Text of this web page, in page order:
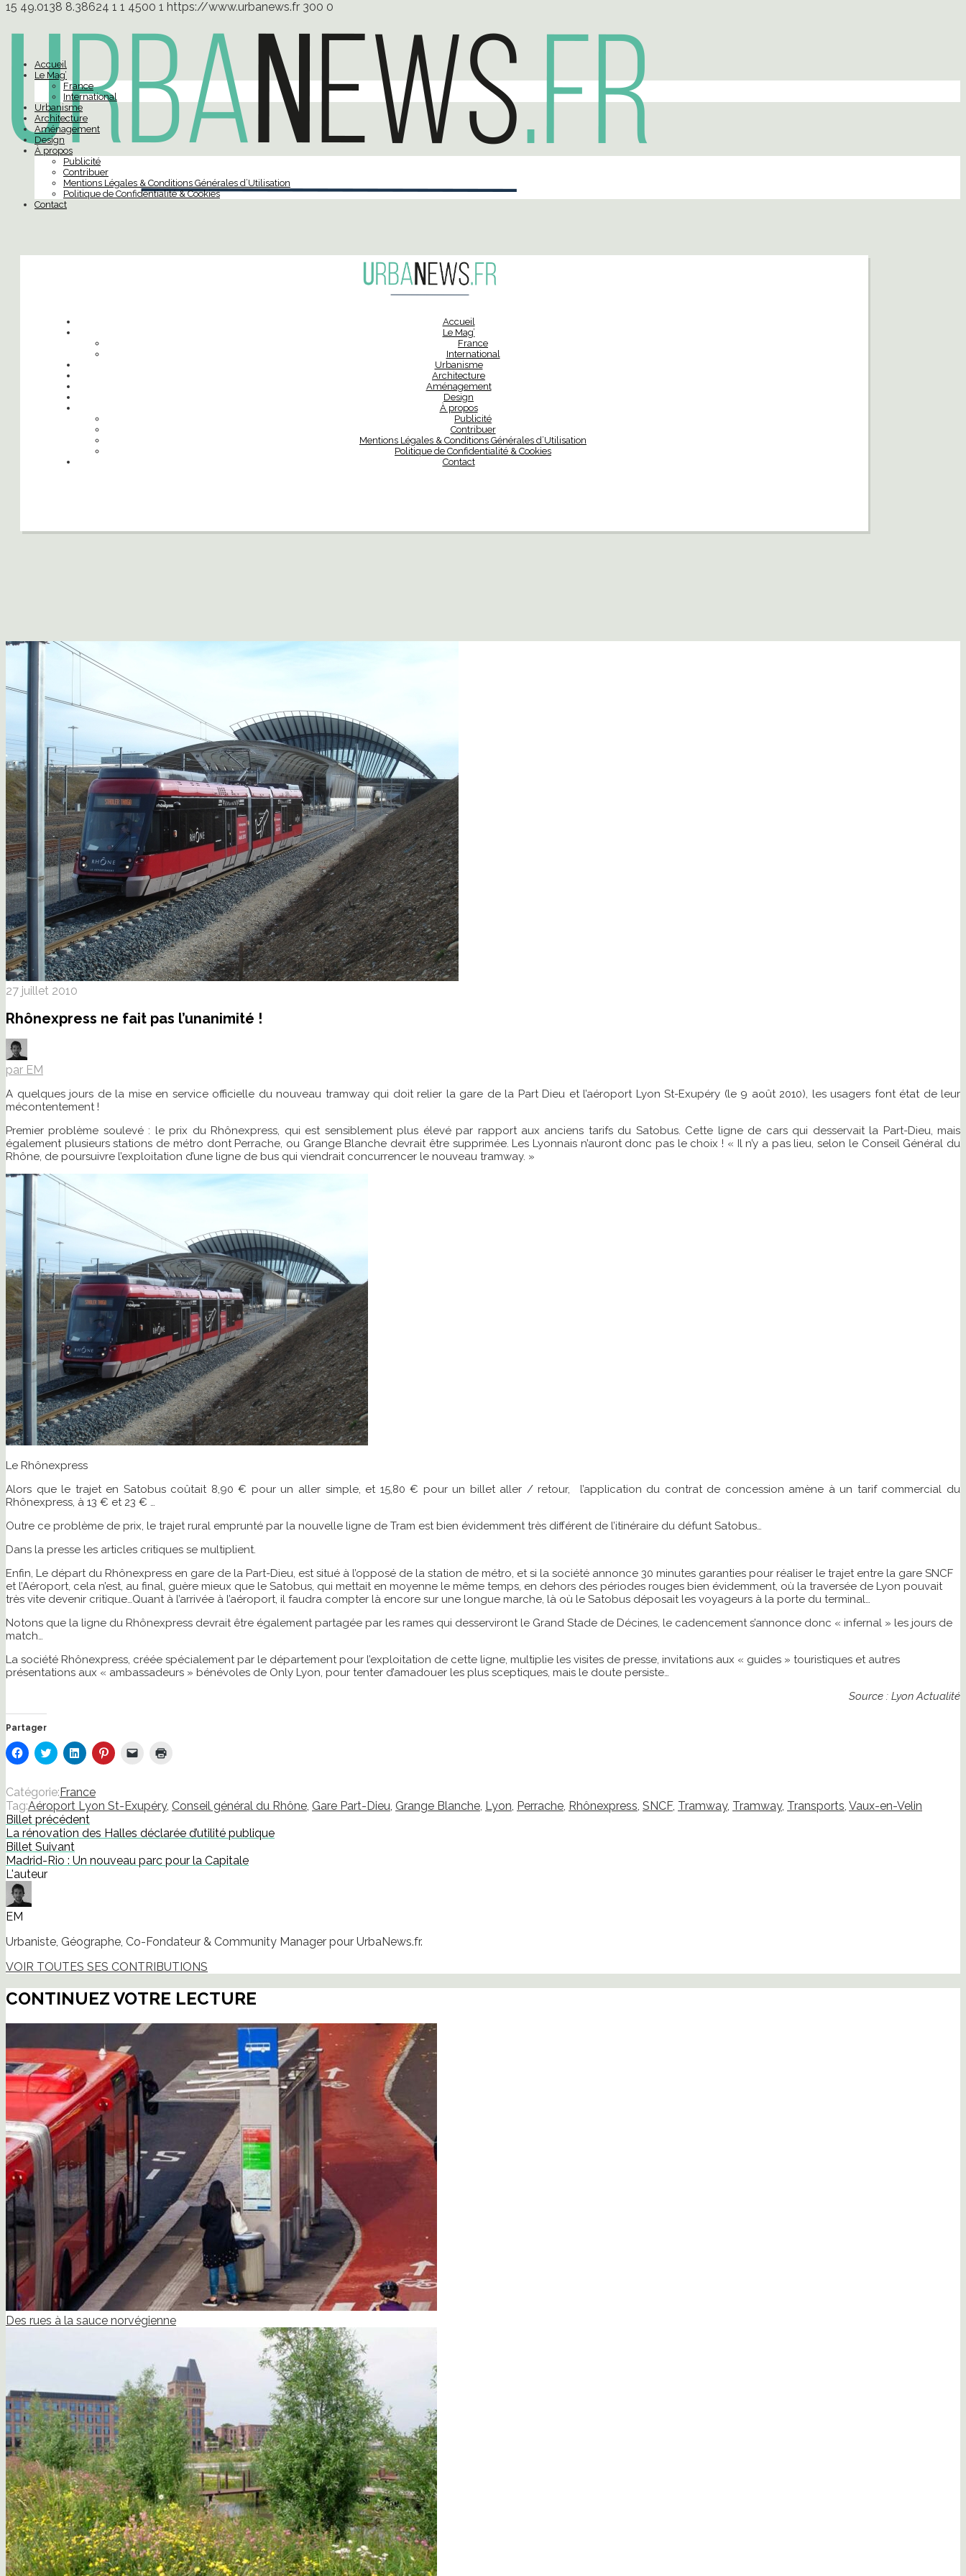
15 49.0138 8.38624 1 1 4500 1 https://www.urbanews.fr 300 0
Accueil
Le Mag’
France
International
Urbanisme
Architecture
Aménagement
Design
À propos
Publicité
Contribuer
Mentions Légales & Conditions Générales d’Utilisation
Politique de Confidentialité & Cookies
Contact
Accueil
Le Mag’
France
International
Urbanisme
Architecture
Aménagement
Design
À propos
Publicité
Contribuer
Mentions Légales & Conditions Générales d’Utilisation
Politique de Confidentialité & Cookies
Contact
27 juillet 2010
Rhônexpress ne fait pas l’unanimité !
par EM
A quelques jours de la mise en service officielle du nouveau tramway qui doit relier la gare de la Part Dieu et l’aéroport Lyon St-Exupéry (le 9 août 2010), les usagers font état de leur
mécontentement !
Premier problème soulevé : le prix du Rhônexpress, qui est sensiblement plus élevé par rapport aux anciens tarifs du Satobus. Cette ligne de cars qui desservait la Part-Dieu, mais
également plusieurs stations de métro dont Perrache, ou Grange Blanche devrait être supprimée. Les Lyonnais n’auront donc pas le choix ! « Il n’y a pas lieu, selon le Conseil Général du
Rhône, de poursuivre l’exploitation d’une ligne de bus qui viendrait concurrencer le nouveau tramway. »
Le Rhônexpress
Alors que le trajet en Satobus coûtait 8,90 € pour un aller simple, et 15,80 € pour un billet aller / retour, l’application du contrat de concession amène à un tarif commercial du
Rhônexpress, à 13 € et 23 € …
Outre ce problème de prix, le trajet rural emprunté par la nouvelle ligne de Tram est bien évidemment très différent de l’itinéraire du défunt Satobus…
Dans la presse les articles critiques se multiplient.
Enfin, Le départ du Rhônexpress en gare de la Part-Dieu, est situé à l’opposé de la station de métro, et si la société annonce 30 minutes garanties pour réaliser le trajet entre la gare SNCF
et l’Aéroport, cela n’est, au final, guère mieux que le Satobus, qui mettait en moyenne le même temps, en dehors des périodes rouges bien évidemment, où la traversée de Lyon pouvait
très vite devenir critique…Quant à l’arrivée à l’aéroport, il faudra compter là encore sur une longue marche, là où le Satobus déposait les voyageurs à la porte du terminal…
Notons que la ligne du Rhônexpress devrait être également partagée par les rames qui desserviront le Grand Stade de Décines, le cadencement s’annonce donc « infernal » les jours de
match…
La société Rhônexpress, créée spécialement par le département pour l’exploitation de cette ligne, multiplie les visites de presse, invitations aux « guides » touristiques et autres
présentations aux « ambassadeurs » bénévoles de Only Lyon, pour tenter d’amadouer les plus sceptiques, mais le doute persiste…
Source : Lyon Actualité
Partager
Cliquez
pour
Facebook(ouvre
dans
une
nouvelle
fenêtre)
Cliquez
pour
Twitter(ouvre
dans
une
nouvelle
fenêtre)
Cliquez
pour
LinkedIn(ouvre
dans
une
nouvelle
fenêtre)
Cliquez
pour
une
nouvelle
fenêtre)
Cliquer
pour
e-
mail
un
une
fenêtre)
Catégorie: France
Tag:Aéroport Lyon St-Exupéry, Conseil général du Rhône, Gare Part-Dieu, Grange Blanche, Lyon, Perrache, Rhônexpress, SNCF, Tramway, Tramway, Transports, Vaux-en-Velin
Billet précédent
La rénovation des Halles déclarée d’utilité publique
Billet Suivant
Madrid-Rio : Un nouveau parc pour la Capitale
L'auteur
EM
Urbaniste, Géographe, Co-Fondateur & Community Manager pour UrbaNews.fr.
VOIR TOUTES SES CONTRIBUTIONS
CONTINUEZ VOTRE LECTURE
Des rues à la sauce norvégienne